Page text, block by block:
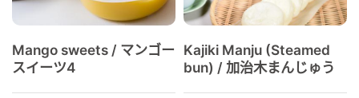
Mango sweets / マンゴー
スイーツ4
Kajiki Manju (Steamed
bun) / 加治木まんじゅう